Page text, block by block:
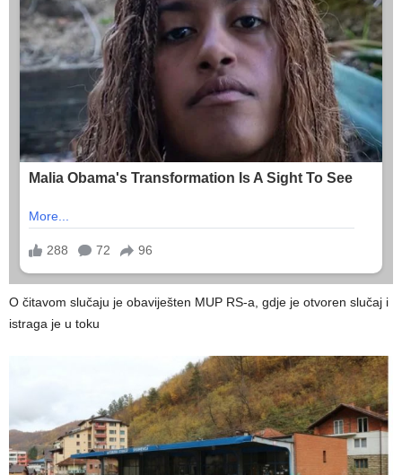
O čitavom slučaju je obaviješten MUP RS-a, gdje je otvoren slučaj i
istraga je u toku